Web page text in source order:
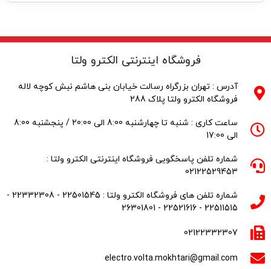
فروشگاه اینترنتی الکترو ولتا
آدرس : تهران بزرگراه رسالت خیابان بنی هاشم نبش کوچه لاله
فروشگاه الکترو ولتا پلاک 288
ساعت کاری : شنبه تا چهارشنبه 8:00 الی 20:00 / پنجشنبه 8:00
الی 17:00
شماره تلفن پاسخگویی فروشگاه اینترنتی الکترو ولتا :
02122529453
شماره تلفن های فروشگاه الکترو ولتا : 22501545 - 22332308 -
22511515 - 22521616 - 26301801
02122332307
electro.volta.mokhtari@gmail.com